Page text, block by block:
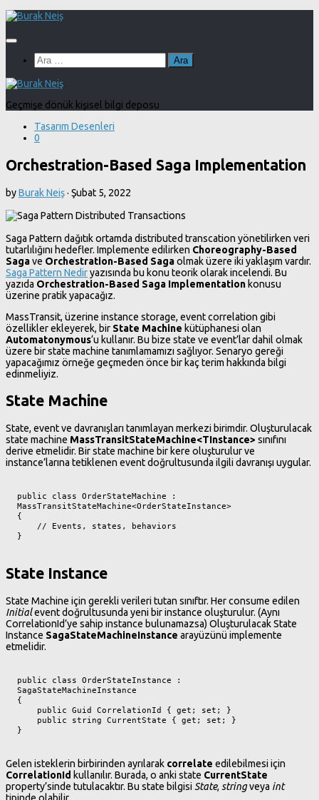
Skip
content
Arama:
Geçmişe dönük kişisel bilgi deposu
Tasarım Desenleri
0
Orchestration-Based Saga Implementation
byBurak Neiş· Şubat 5, 2022
Saga Pattern dağıtık ortamda distributed transcation yönetilirken veri
tutarlılığını hedefler. Implemente edilirken Choreography-Based
Sagave Orchestration-Based Sagaolmak üzere iki yaklaşım vardır.
Saga Pattern Nediryazısında bu konu teorik olarak incelendi. Bu
yazıda Orchestration-Based Saga Implementationkonusu
üzerine pratik yapacağız.
MassTransit, üzerine instance storage, event correlation gibi
özellikler ekleyerek, bir State Machine kütüphanesi olan
Automatonymous‘u kullanır. Bu bize state ve event’lar dahil olmak
üzere bir state machine tanımlamamızı sağlıyor. Senaryo gereği
yapacağımız örneğe geçmeden önce bir kaç terim hakkında bilgi
edinmeliyiz.
State Machine
State, event ve davranışları tanımlayan merkezi birimdir. Oluşturulacak
state machine MassTransitStateMachine<TInstance> sınıfını
derive etmelidir. Bir state machine bir kere oluşturulur ve
instance’larına tetiklenen event doğrultusunda ilgili davranışı uygular.
public class OrderStateMachine :
MassTransitStateMachine<OrderStateInstance>
{
}
State Instance
State Machine için gerekli verileri tutan sınıftır. Her consume edilen
Initialevent doğrultusunda yeni bir instance oluşturulur. (Aynı
CorrelationId’ye sahip instance bulunamazsa) Oluşturulacak State
Instance SagaStateMachineInstance arayüzünü implemente
etmelidir.
public class OrderStateInstance :
SagaStateMachineInstance
{
}
Gelen isteklerin birbirinden ayrılarak correlate edilebilmesi için
CorrelationId kullanılır. Burada, o anki state CurrentState
property’sinde tutulacaktır. Bu state bilgisi State, stringveya int
tipinde olabilir.